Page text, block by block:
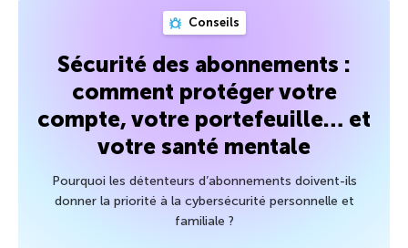
Conseils
Sécurité des abonnements :
comment protéger votre
compte, votre portefeuille… et
votre santé mentale
Pourquoi les détenteurs d’abonnements doivent-ils
donner la priorité à la cybersécurité personnelle et
familiale ?